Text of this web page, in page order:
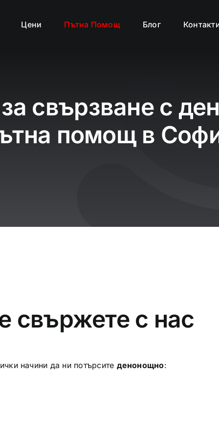
Цени Пътна Помощ Блог
свързване с
помощ в
свържете с нас
начини да ни потърсите денонощно: